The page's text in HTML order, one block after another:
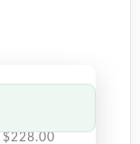
$228.00